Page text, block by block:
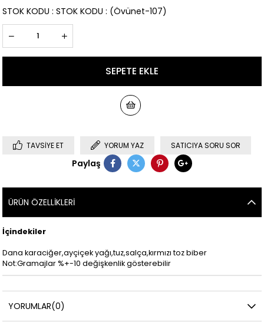
(Övünet-107)
STOK KODU STOK KODU
TAVSIYE ET YORUM YAZ SATICIYA SORU SOR
Paylaş
ÜRÜN ÖZELLIKLERI
İçindekiler
Dana karaciğer,ayçiçek yağı,tuz,salça,kırmızı toz biber
Not:Gramajlar %+-10 değişkenlik gösterebilir
YORUMLAR(0)